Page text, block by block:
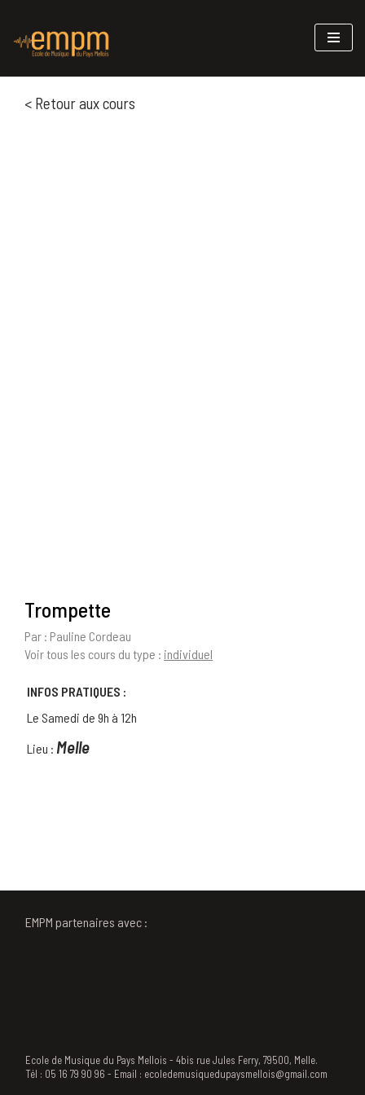
Aller
< Retour aux cours
Trompette
Par : Pauline Cordeau
Voir tous les cours du type : individuel
INFOS PRATIQUES :
Le Samedi de 9h à 12h
Lieu : Melle
Ecole de Musique du Pays Mellois - 4bis rue Jules Ferry, 79500, Melle.
Tél : 05 16 79 90 96 - Email : ecoledemusiquedupaysmellois@gmail.com
EMPM partenaires avec :